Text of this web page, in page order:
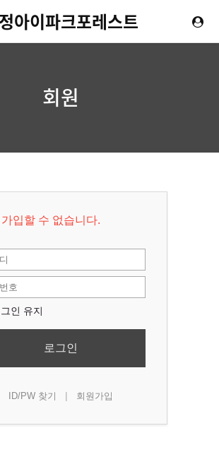
아이파크포레스트
회원
입할 수 없습니다.
인 유지
로그인
ID/PW 찾기 | 회원가입